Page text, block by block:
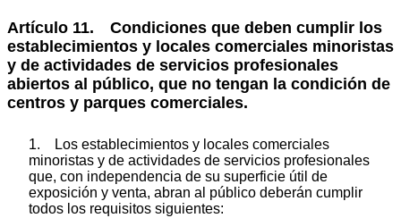
Artículo 11. Condiciones que deben cumplir los
establecimientos y locales comerciales minoristas
y de actividades de servicios profesionales
abiertos al público, que no tengan la condición de
centros y parques comerciales.
1. Los establecimientos y locales comerciales
minoristas y de actividades de servicios profesionales
que, con independencia de su superficie útil de
exposición y venta, abran al público deberán cumplir
todos los requisitos siguientes: